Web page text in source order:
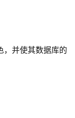
，并使其数据库的